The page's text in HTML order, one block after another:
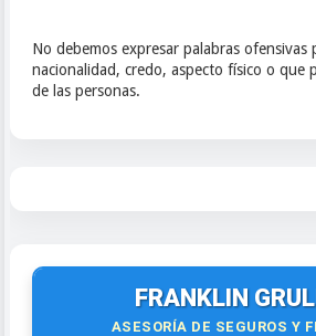
No debemos expresar palabras ofensivas
nacionalidad, credo, aspecto físico o que
de las personas.
FRANKLIN
ASESORÍA DE SEGUROS Y